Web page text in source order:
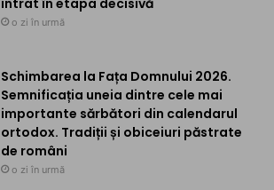
o zi în urmă
Schimbarea la Fața Domnului 2026.
Semnificația uneia dintre cele mai
importante sărbători din calendarul
ortodox. Tradiții și obiceiuri păstrate
de români
o zi în urmă